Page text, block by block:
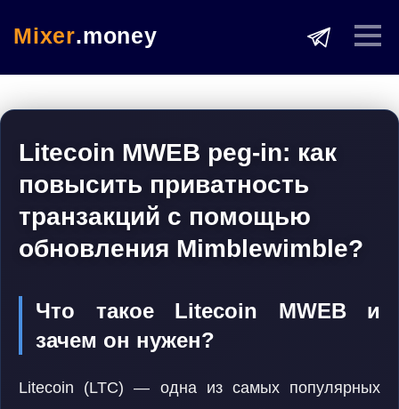
Mixer.money
Litecoin MWEB peg-in: как
повысить приватность
транзакций с помощью
обновления Mimblewimble?
Что такое Litecoin MWEB и
зачем он нужен?
Litecoin (LTC) — одна из самых популярных